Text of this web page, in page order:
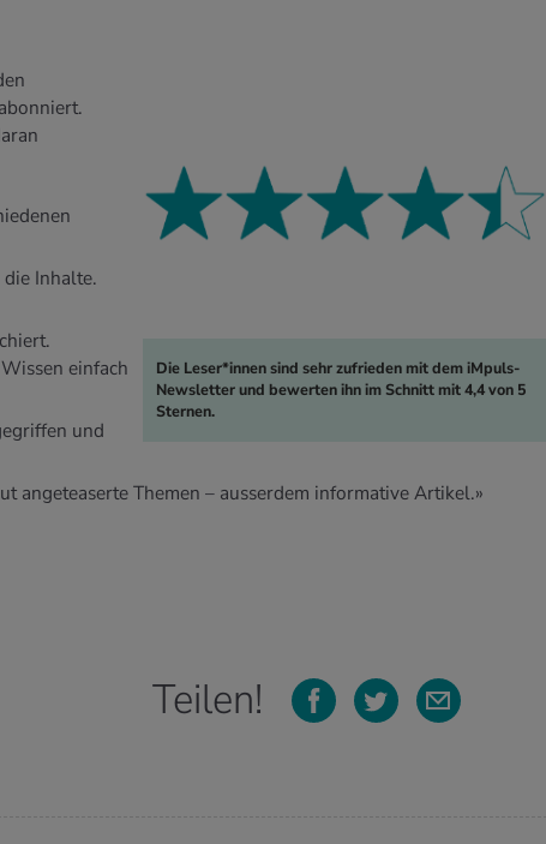
Die Leser*innen sind sehr zufrieden mit dem iMpuls-
Newsletter und bewerten ihn im Schnitt mit 4,4 von 5
Sternen.
Inhalte.
einfach
und
angeteaserte Themen – ausserdem informative Artikel.»
Teilen!